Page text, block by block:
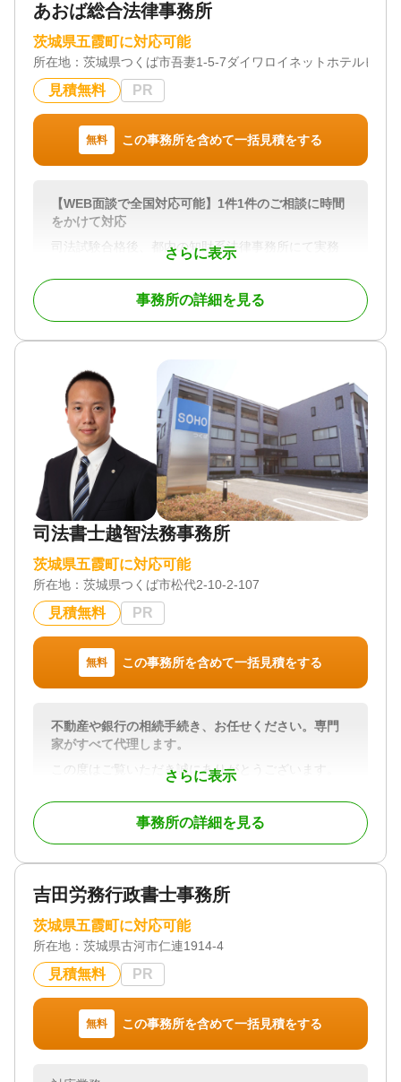
あおば総合法律事務所
茨城県五霞町に対応可能
所在地： 茨城県つくば市吾妻1-5-7ダイワロイネットホテルビル2
見積無料 PR
無料 この事務所を含めて一括見積をする
さらに表示
【WEB面談で全国対応可能】1件1件のご相談に時間
をかけて対応
司法試験合格後、都内の知財系法律事務所にて実務
経験を積み、2020年2月、あおば総合法律事務所を開
設しました。
私が目指しているのは、相談者様の不安を取り除く
ことができる弁護士です。そのため、1件1件のご相
対応地域
全国対応可能
対応業務
相続トラブル（弁護士相談）
対応体制
電話相談可 / 訪問可 / 土日相談可 / 初回相談無料 / 18
時以降相談可 / オンライン面談可 / 事務所面談可
事務所の詳細を見る
司法書士越智法務事務所
茨城県五霞町に対応可能
所在地： 茨城県つくば市松代2-10-2-107
見積無料 PR
無料 この事務所を含めて一括見積をする
さらに表示
不動産や銀行の相続手続き、お任せください。専門
家がすべて代理します。
この度はご覧いただき誠にありがとうございます。
つくば相続相談ひろば（運営：司法書士越智法務事
務所）の代表越智研介と申します。
ばいいのか分からない」とお困りではないでしょう
2024年4月1日より相続登記が義務化され、すべての
相続人にとって避けられない手続きとなりました。
期限内に適切な対応をしなければ、ペナルティが科
される可能性もあります。
つくば相続相談ひろば（運営：司法書士越智法務事
事務所の詳細を見る
吉田労務行政書士事務所
茨城県五霞町に対応可能
所在地： 茨城県古河市仁連1914-4
見積無料 PR
無料 この事務所を含めて一括見積をする